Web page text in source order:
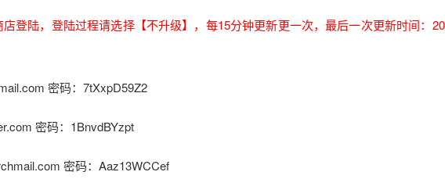
登陆，登陆过程请选择【不升级】，每15分钟更新更一次，最后一次更新时间：
密码：7tXxpD59Z2
密码：1BnvdBYzpt
密码：Aaz13WCCef